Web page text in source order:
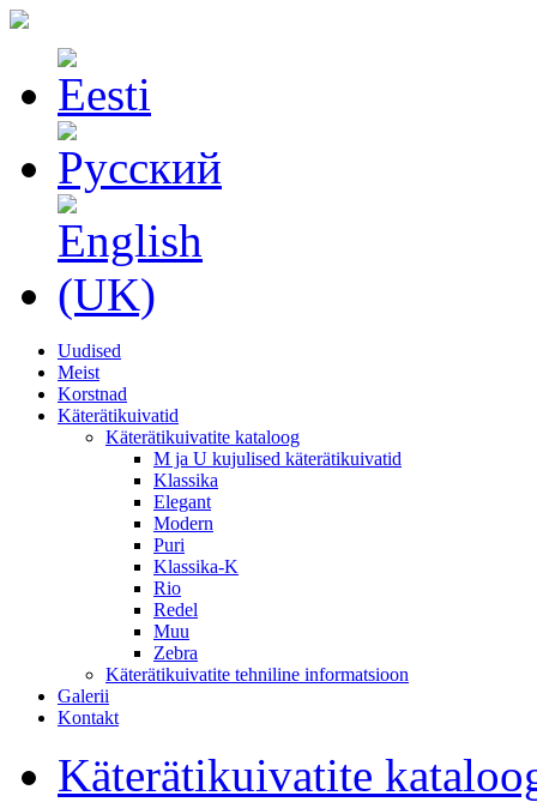
Uudised
Meist
Korstnad
Käterätikuivatid
Käterätikuivatite kataloog
M ja U kujulised käterätikuivatid
Klassika
Elegant
Modern
Puri
Klassika-K
Rio
Redel
Muu
Zebra
Käterätikuivatite tehniline informatsioon
Galerii
Kontakt
Käterätikuivatite